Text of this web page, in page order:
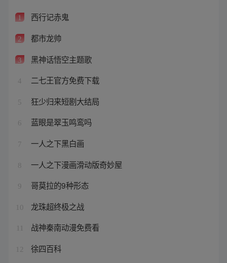
1 西行记赤鬼
2 都市龙帅
3 黑神话悟空主题歌
4 二七王官方免费下载
5 狂少归来短剧大结局
6 蓝眼是翠玉鸣鸾吗
7 一人之下黑白画
8 一人之下漫画滑动版奇妙屋
9 哥莫拉的9种形态
10 龙珠超终极之战
战神秦南动漫免费看
12 徐四百科